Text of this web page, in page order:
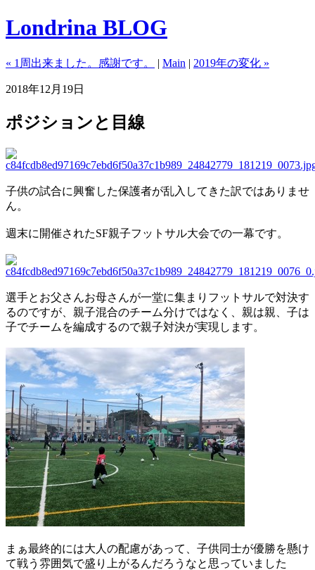
Londrina BLOG
« 1周出来ました。感謝です。 | Main | 2019年の変化 »
2018年12月19日
ポジションと目線
子供の試合に興奮した保護者が乱入してきた訳ではありませ
ん。
週末に開催されたSF親子フットサル大会での一幕です。
選手とお父さんお母さんが一堂に集まりフットサルで対決す
るのですが、親子混合のチーム分けではなく、親は親、子は
子でチームを編成するので親子対決が実現します。
まぁ最終的には大人の配慮があって、子供同士が優勝を懸け
て戦う雰囲気で盛り上がるんだろうなと思っていました